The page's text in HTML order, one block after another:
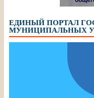
ЕДИНЫЙ ПОРТАЛ
МУНИЦИПАЛЬНЫХ